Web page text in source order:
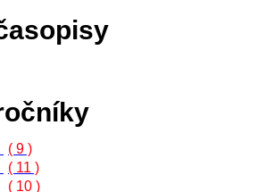
( 9 )
( 11 )
( 10 )